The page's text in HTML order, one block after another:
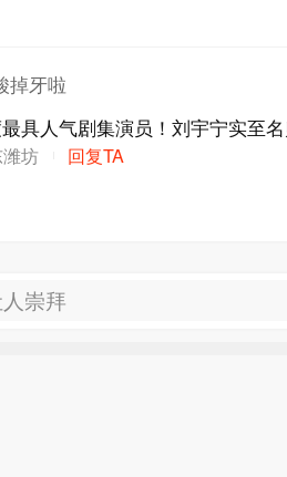
掉牙啦
具人气剧集演员！刘宇宁实至
坊 回复TA
崇拜